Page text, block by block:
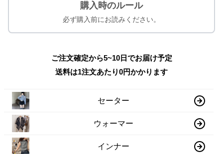
購入時のルール
必ず購入前にお読みください。
ご注文確定から5~10日でお届け予定
送料は1注文あたり0円かかります
セーター
ウォーマー
インナー